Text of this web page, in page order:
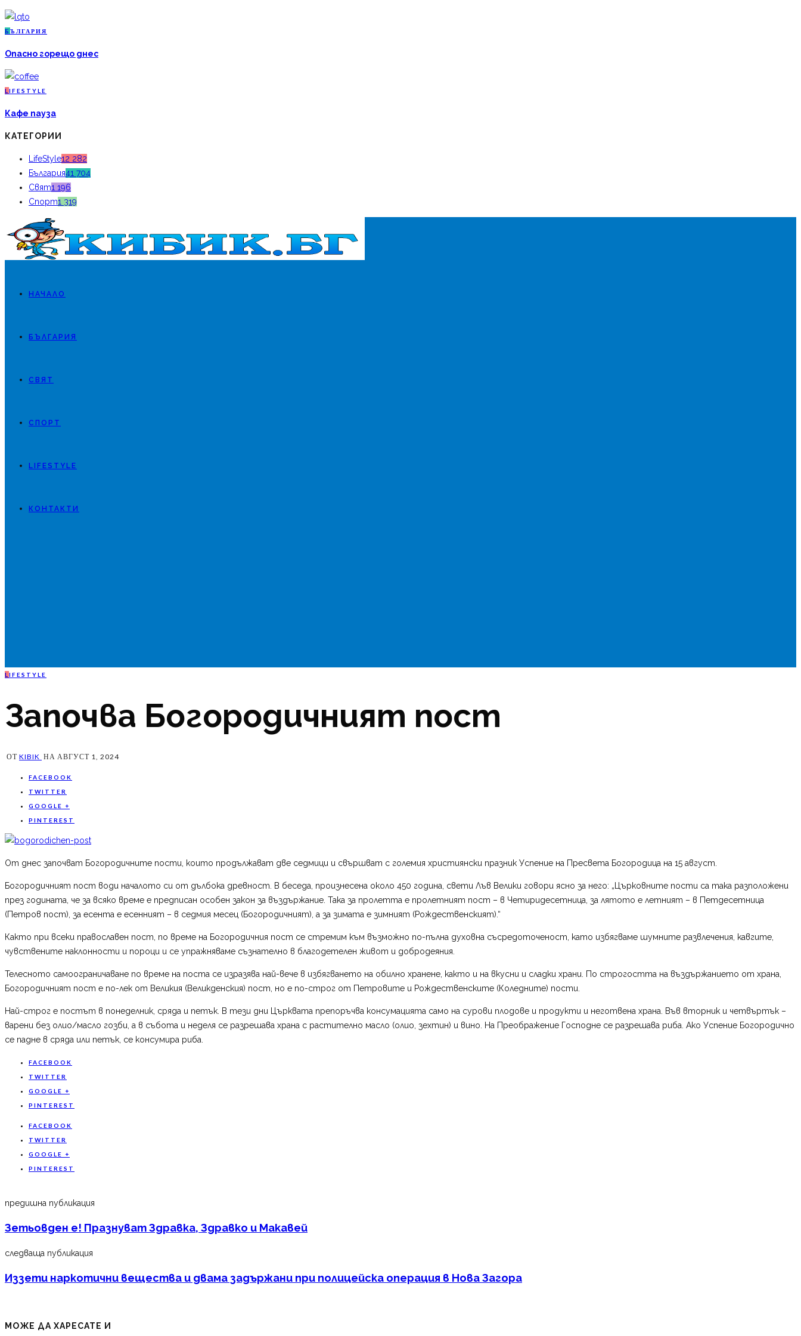
Б ЪЛГАРИЯ
Опасно горещо днес
L IFESTYLE
Кафе пауза
КАТЕГОРИИ
LifeStyle12 282
България41 704
Свят1 196
Спорт1 319
НАЧАЛО
БЪЛГАРИЯ
СВЯТ
СПОРТ
LIFESTYLE
КОНТАКТИ
L IFESTYLE
Започва Богородичният пост
ОТ KIBIK НА АВГУСТ 1, 2024
FACEBOOK
TWITTER
GOOGLE +
PINTEREST
От днес започват Богородичните пости, които продължават две седмици и свършват с големия християнски празник Успение на Пресвета Богородица на 15 август.
Богородичният пост води началото си от дълбока древност. В беседа, произнесена около 450 година, свети Лъв Велики говори ясно за него: „Църковните пости са така разположени
през годината, че за всяко време е предписан особен закон за въздържание. Така за пролетта е пролетният пост – в Четиридесетница, за лятото е летният – в Петдесетница
(Петров пост), за есента е есенният – в седмия месец (Богородичният), а за зимата е зимният (Рождественският).“
Както при всеки православен пост, по време на Богородичния пост се стремим към възможно по-пълна духовна съсредоточеност, като избягваме шумните развлечения, кавгите,
чувствените наклонности и пороци и се упражняваме съзнателно в благодетелен живот и добродеяния.
Телесното самоограничаване по време на поста се изразява най-вече в избягването на обилно хранене, както и на вкусни и сладки храни. По строгостта на въздържанието от храна,
Богородичният пост е по-лек от Великия (Великденския) пост, но е по-строг от Петровите и Рождественските (Коледните) пости.
Най-строг е постът в понеделник, сряда и петък. В тези дни Църквата препоръчва консумацията само на сурови плодове и продукти и неготвена храна. Във вторник и четвъртък –
варени без олио/масло гозби, а в събота и неделя се разрешава храна с растително масло (олио, зехтин) и вино. На Преображение Господне се разрешава риба. Ако Успение Богородично
се падне в сряда или петък, се консумира риба.
FACEBOOK
TWITTER
GOOGLE +
PINTEREST
FACEBOOK
TWITTER
GOOGLE +
PINTEREST
предишна публикация
Зетьовден е! Празнуват Здравка, Здравко и Макавей
следваща публикация
Иззети наркотични вещества и двама задържани при полицейска операция в Нова Загора
МОЖЕ ДА ХАРЕСАТЕ И